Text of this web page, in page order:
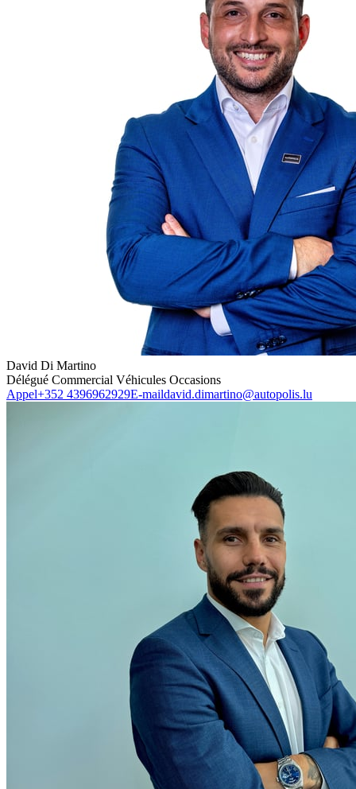
David Di Martino
Délégué Commercial Véhicules Occasions
Appel+352 4396962929E-maildavid.dimartino@autopolis.lu